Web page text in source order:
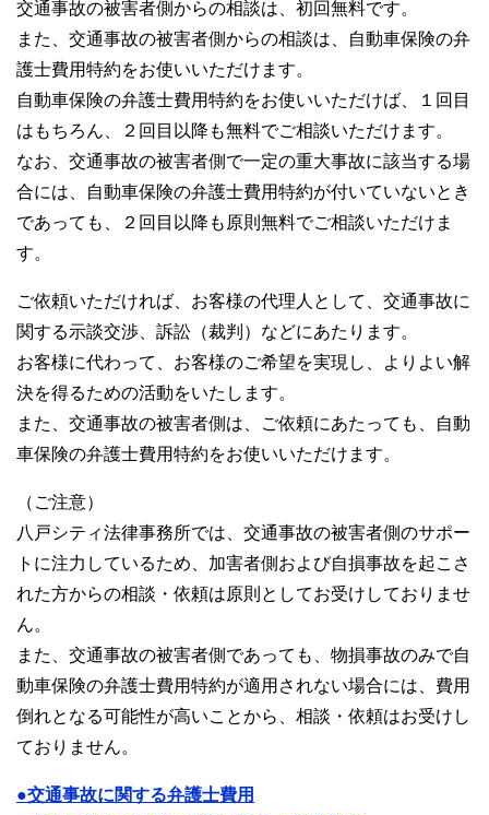
交通事故の被害者側からの相談は、初回無料です。
また、交通事故の被害者側からの相談は、自動車保険の弁
護士費用特約をお使いいただけます。
自動車保険の弁護士費用特約をお使いいただけば、１回目
はもちろん、２回目以降も無料でご相談いただけます。
なお、交通事故の被害者側で一定の重大事故に該当する場
合には、自動車保険の弁護士費用特約が付いていないとき
であっても、２回目以降も原則無料でご相談いただけま
す。
ご依頼いただければ、お客様の代理人として、交通事故に
関する示談交渉、訴訟（裁判）などにあたります。
お客様に代わって、お客様のご希望を実現し、よりよい解
決を得るための活動をいたします。
また、交通事故の被害者側は、ご依頼にあたっても、自動
車保険の弁護士費用特約をお使いいただけます。
（ご注意）
八戸シティ法律事務所では、交通事故の被害者側のサポー
トに注力しているため、加害者側および自損事故を起こさ
れた方からの相談・依頼は原則としてお受けしておりませ
ん。
また、交通事故の被害者側であっても、物損事故のみで自
動車保険の弁護士費用特約が適用されない場合には、費用
倒れとなる可能性が高いことから、相談・依頼はお受けし
ておりません。
●交通事故に関する弁護士費用